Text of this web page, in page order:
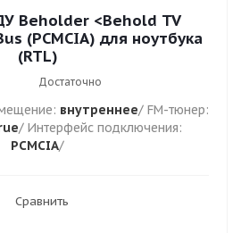
Beholder <Behold TV
для ноутбука
(RTL)
Достаточно
внутреннее/ FM-тюнер:
/ Интерфейс подключения:
PCMCIA/
Сравнить